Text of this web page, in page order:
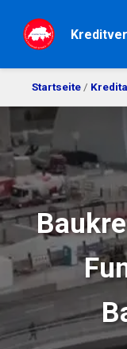
Startseite /